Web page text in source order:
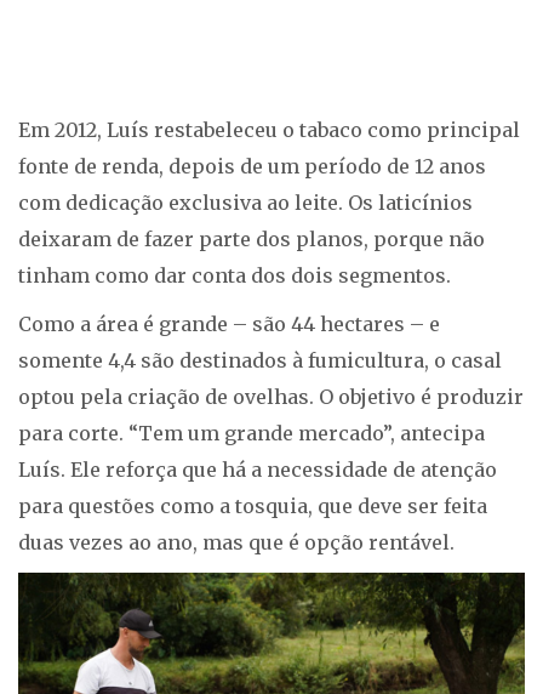
Em 2012, Luís restabeleceu o tabaco como principal
fonte de renda, depois de um período de 12 anos
com dedicação exclusiva ao leite. Os laticínios
deixaram de fazer parte dos planos, porque não
tinham como dar conta dos dois segmentos.
Como a área é grande – são 44 hectares – e
somente 4,4 são destinados à fumicultura, o casal
optou pela criação de ovelhas. O objetivo é produzir
para corte. “Tem um grande mercado”, antecipa
Luís. Ele reforça que há a necessidade de atenção
para questões como a tosquia, que deve ser feita
duas vezes ao ano, mas que é opção rentável.